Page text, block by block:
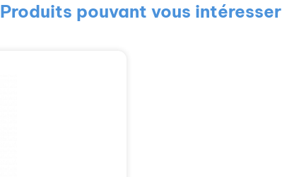
Produits pouvant vous intéresser